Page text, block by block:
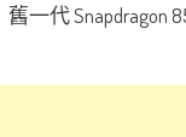
舊一代 Snapdragon